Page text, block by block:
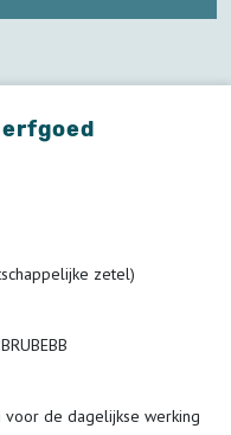
zetel)
voor de dagelijkse werking